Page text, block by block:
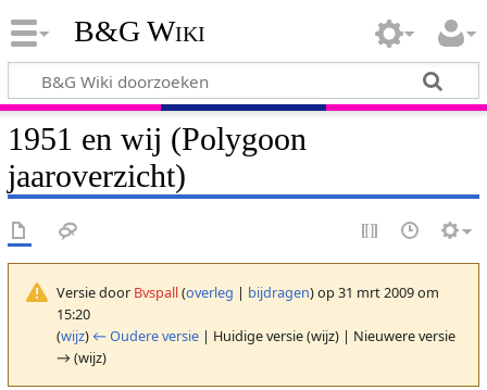
B&G Wiki
1951 en wij (Polygoon
jaaroverzicht)
Versie door Bvspall(overleg | bijdragen)op 31 mrt 2009 om
15:20
(wijz) ← Oudere versie| Huidige versie (wijz) | Nieuwere versie
→ (wijz)